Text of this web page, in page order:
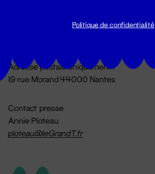
Du lundi au vendredi 14h → 18h
Adresse postale uniquement :
19 rue Morand 44000 Nantes
Contact presse
Annie Ploteau
ploteau@leGrandT.fr
Politique de confidentialité